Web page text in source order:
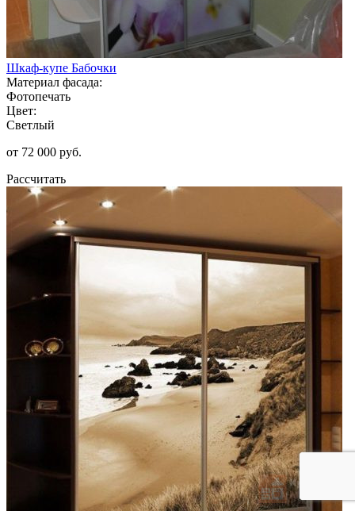
Шкаф-купе Бабочки
Материал фасада:
Фотопечать
Цвет:
Светлый
от 72 000 руб.
Рассчитать